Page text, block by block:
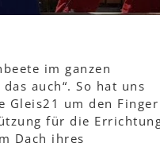
im ganzen
auch“. So hat uns
Gleis21 um den Finger
für die
Dach ihres